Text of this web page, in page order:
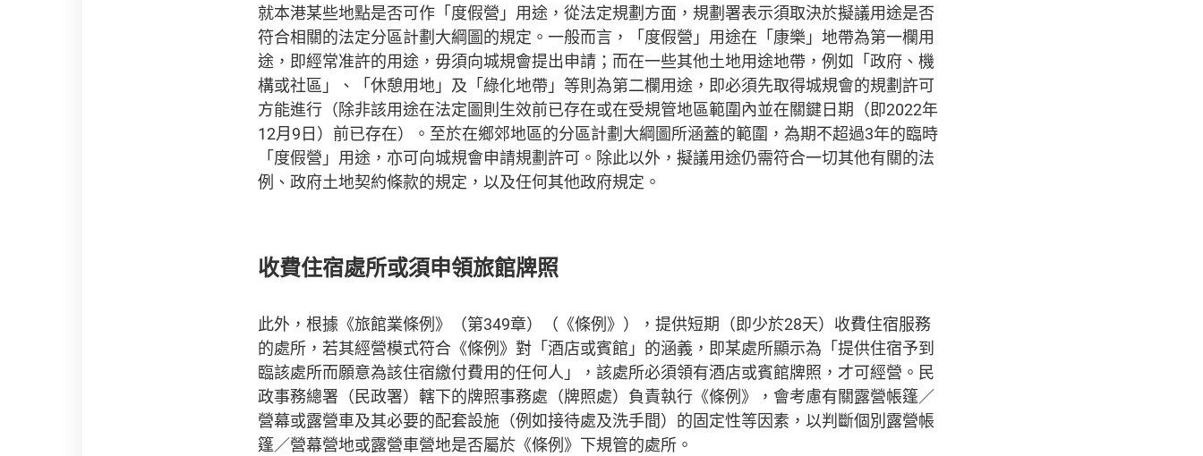
就本港某些地點是否可作「度假營」用途，從法定規劃方面，規劃署表示須取決於擬議用途是否
符合相關的法定分區計劃大綱圖的規定。一般而言，「度假營」用途在「康樂」地帶為第一欄用
途，即經常准許的用途，毋須向城規會提出申請；而在一些其他土地用途地帶，例如「政府、機
構或社區」、「休憩用地」及「綠化地帶」等則為第二欄用途，即必須先取得城規會的規劃許可
方能進行（除非該用途在法定圖則生效前已存在或在受規管地區範圍內並在關鍵日期（即2022年
12月9日）前已存在）。至於在鄉郊地區的分區計劃大綱圖所涵蓋的範圍，為期不超過3年的臨時
「度假營」用途，亦可向城規會申請規劃許可。除此以外，擬議用途仍需符合一切其他有關的法
例、政府土地契約條款的規定，以及任何其他政府規定。
收費住宿處所或須申領旅館牌照
此外，根據《旅館業條例》（第349章）（《條例》），提供短期（即少於28天）收費住宿服務
的處所，若其經營模式符合《條例》對「酒店或賓館」的涵義，即某處所顯示為「提供住宿予到
臨該處所而願意為該住宿繳付費用的任何人」，該處所必須領有酒店或賓館牌照，才可經營。民
政事務總署（民政署）轄下的牌照事務處（牌照處）負責執行《條例》，會考慮有關露營帳篷／
營幕或露營車及其必要的配套設施（例如接待處及洗手間）的固定性等因素，以判斷個別露營帳
篷／營幕營地或露營車營地是否屬於《條例》下規管的處所。